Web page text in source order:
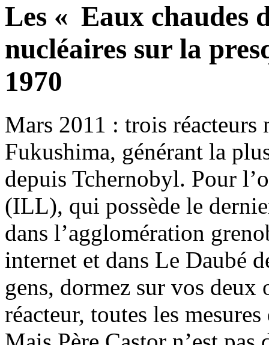
Les « Eaux chaudes
nucléaires sur la
1970
Mars 2011 : trois réacteurs
Fukushima, générant la
depuis Tchernobyl. Pour
(ILL), qui possède le
dans l’agglomération
internet et dans Le Daubé
gens, dormez sur vos
réacteur, toutes les